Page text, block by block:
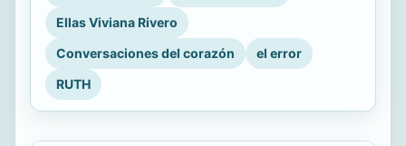
Ellas Viviana Rivero
Conversaciones del corazón
el error
RUTH